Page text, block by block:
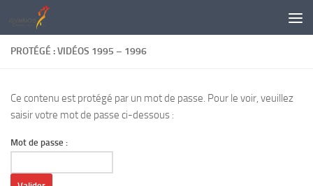
Skip to content
PROTÉGÉ : VIDÉOS 1995 – 1996
Ce contenu est protégé par un mot de passe. Pour le voir, veuillez
saisir votre mot de passe ci-dessous :
Mot de passe :